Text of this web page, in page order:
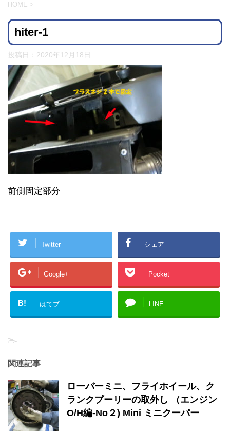
HOME >
hiter-1
投稿日： 2020年12月18日
前側固定部分
Twitter シェア
Google+ Pocket
B! はてブ LINE
-
関連記事
ローバーミニ、フライホイール、ク
ランクプーリーの取外し （エンジン
O/H編-No２) Mini ミニクーパー